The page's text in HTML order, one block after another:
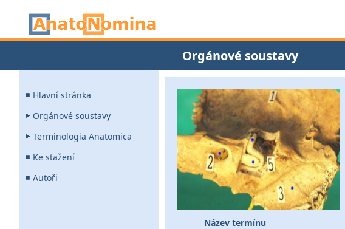
Orgánové soustavy
Hlavní stránka
Orgánové soustavy
Terminologia Anatomica
Ke stažení
Autoři
Název termínu